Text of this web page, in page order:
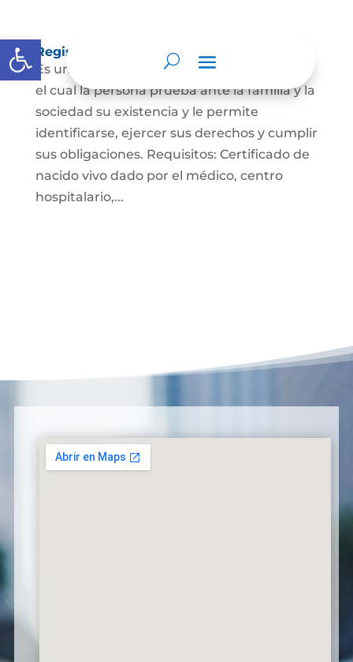
Abrir barra de herramientas
Registro Civil de Nacimiento
Es un documento indispensable mediante
el cual la persona prueba ante la familia y la
sociedad su existencia y le permite
identificarse, ejercer sus derechos y cumplir
sus obligaciones. Requisitos: Certificado de
nacido vivo dado por el médico, centro
hospitalario,...